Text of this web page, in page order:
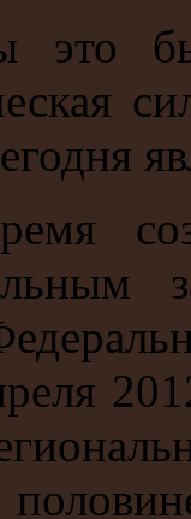
это